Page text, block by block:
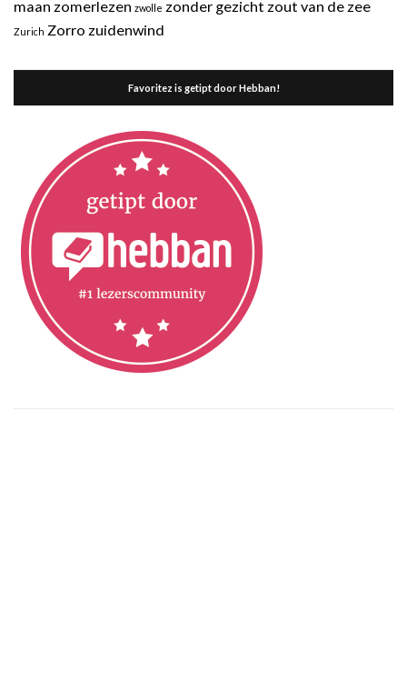
maan zomerlezen zwolle zonder gezicht zout van de zee
Zurich Zorro zuidenwind
Favoritez is getipt door Hebban!